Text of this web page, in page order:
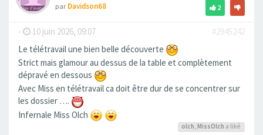
parDavidson68 2
- 10 juin 2026, 09:07
#2945242
Le télétravail une bien belle découverte
Strict mais glamour au dessus de la table et complètement
dépravé en dessous
Avec Miss en télétravail ca doit être dur de se concentrer sur
les dossier ….
Infernale Miss Olch
olch, MissOlch a liké